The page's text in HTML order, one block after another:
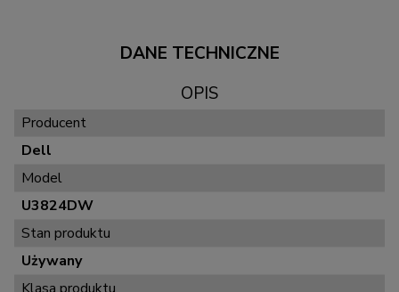
DANE TECHNICZNE
OPIS
Producent
Dell
Model
U3824DW
Stan produktu
Używany